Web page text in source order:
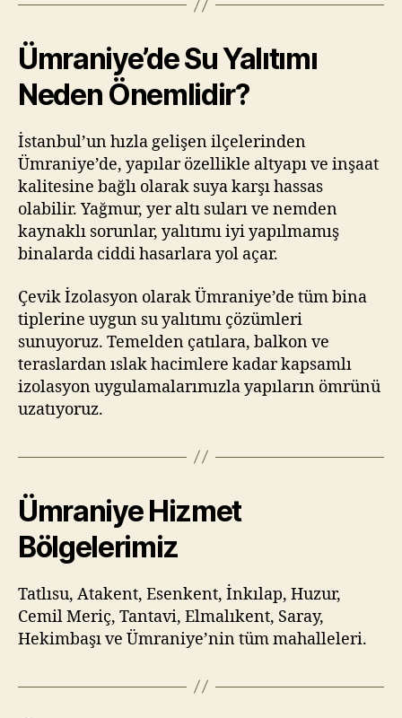
Ümraniye’de Su Yalıtımı
Neden Önemlidir?
İstanbul’un hızla gelişen ilçelerinden
Ümraniye’de, yapılar özellikle altyapı ve inşaat
kalitesine bağlı olarak suya karşı hassas
olabilir. Yağmur, yer altı suları ve nemden
kaynaklı sorunlar, yalıtımı iyi yapılmamış
binalarda ciddi hasarlara yol açar.
Çevik İzolasyon olarak Ümraniye’de tüm bina
tiplerine uygun su yalıtımı çözümleri
sunuyoruz. Temelden çatılara, balkon ve
teraslardan ıslak hacimlere kadar kapsamlı
izolasyon uygulamalarımızla yapıların ömrünü
uzatıyoruz.
Ümraniye Hizmet
Bölgelerimiz
Tatlısu, Atakent, Esenkent, İnkılap, Huzur,
Cemil Meriç, Tantavi, Elmalıkent, Saray,
Hekimbaşı ve Ümraniye’nin tüm mahalleleri.